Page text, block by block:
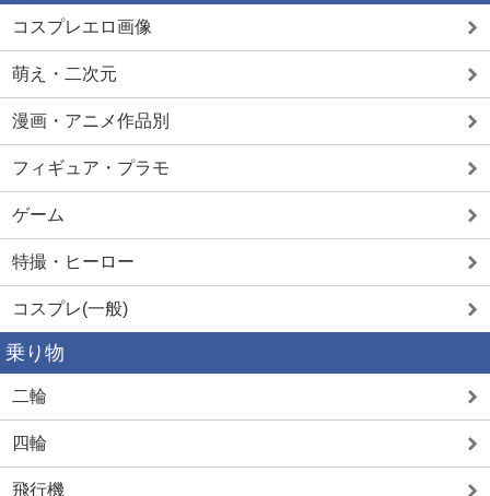
コスプレエロ画像
萌え・二次元
漫画・アニメ作品別
フィギュア・プラモ
ゲーム
特撮・ヒーロー
コスプレ(一般)
乗り物
二輪
四輪
飛行機